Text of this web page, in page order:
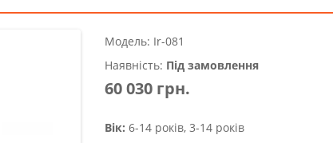
Модель: Ir-081
Наявність: Під замовлення
60 030 грн.
Вік: 6-14 років, 3-14 років